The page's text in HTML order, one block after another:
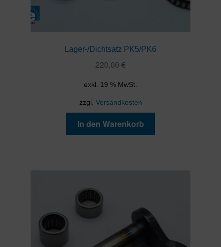
Lager-/Dichtsatz PK5/PK6
220,00 €
exkl. 19 % MwSt.
zzgl. Versandkosten
In den Warenkorb